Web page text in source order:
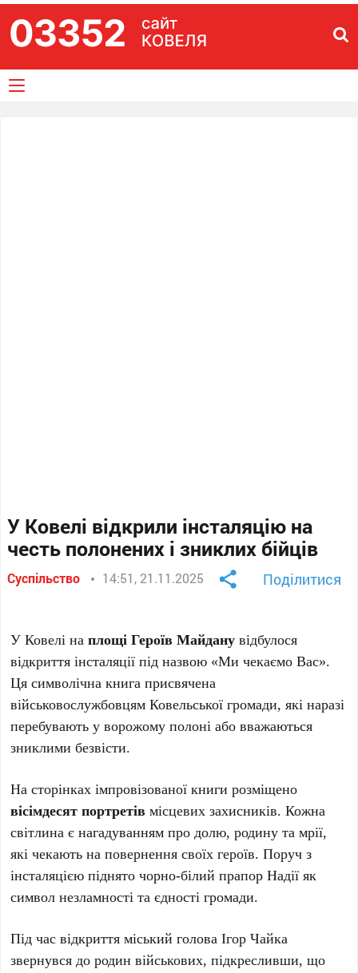
У Ковелі відкрили інсталяцію на
честь полонених і зниклих бійців
Суспільство 14:51, 21.11.2025 Поділитися
У Ковелі наплощі Героїв Майдану відбулося
відкриття інсталяції під назвою «Ми чекаємо Вас».
Ця символічна книга присвячена
військовослужбовцям Ковельської громади, які наразі
перебувають у ворожому полоні або вважаються
зниклими безвісти.
На сторінках імпровізованої книги розміщено
вісімдесят портретів місцевих захисників. Кожна
світлина є нагадуванням про долю, родину та мрії,
які чекають на повернення своїх героїв. Поруч з
інсталяцією піднято чорно-білий прапор Надії як
символ незламності та єдності громади.
Під час відкриття міський голова Ігор Чайка
звернувся до родин військових, підкресливши, що